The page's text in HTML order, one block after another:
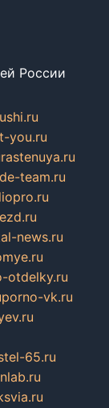
России
you.ru
rastenuya.ru
team.ru
news.ru
otdelky.ru
porno-vk.ru
65.ru